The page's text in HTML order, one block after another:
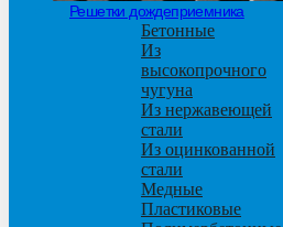
Решетки дождеприемника
Бетонные
Из
высокопрочного
чугуна
Из нержавеющей
стали
Из оцинкованной
стали
Медные
Пластиковые